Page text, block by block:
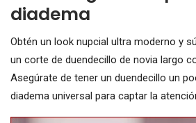
diadema
Obtén un look nupcial ultra moderno y
un corte de duendecillo de novia largo
Asegúrate de tener un duendecillo un
diadema universal para captar la